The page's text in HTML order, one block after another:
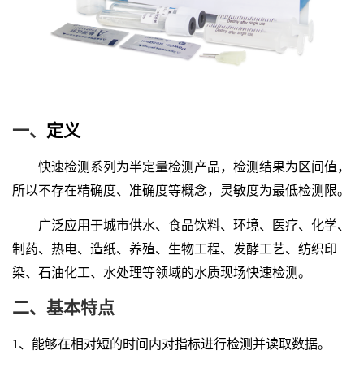
一、 定义
快速检测系列为半定量检测产品，检测结果为区间值，
所以不存在精确度、准确度等概念，灵敏度为最低检测限。
广泛应用于城市供水、食品饮料、环境、医疗、化学、
制药、热电、造纸、养殖、生物工程、发酵工艺、纺织印
染、石油化工、水处理等领域的水质现场快速检测。
二、 基本特点
1 、能够在相对短的时间内对指标进行检测并读取数据。